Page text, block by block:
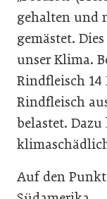
gehalten und
gemästet.
unser Klima.
Rindfleisch 14
Rindfleisch
belastet.
Auf den